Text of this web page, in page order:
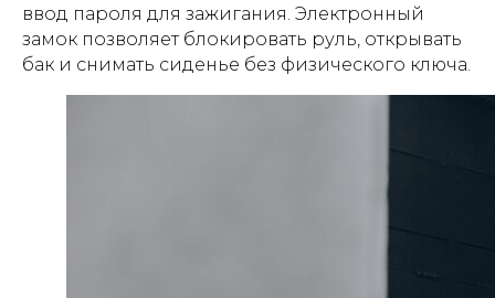
ввод пароля для зажигания. Электронный
замок позволяет блокировать руль, открывать
бак и снимать сиденье без физического ключа.